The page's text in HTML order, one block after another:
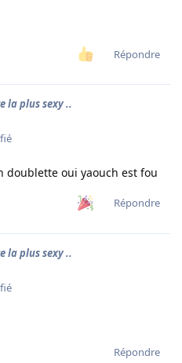
Répondre
la plus sexy ..
doublette oui yaouch est fou
Répondre
la plus sexy ..
Répondre